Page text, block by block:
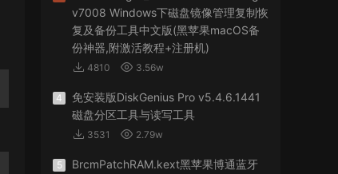
v7008 Windows下磁盘镜像管理复制恢
复及备份工具中文版(黑苹果macOS备
份神器,附激活教程+注册机)
4810 3.56w
4
免安装版DiskGenius Pro v5.4.6.1441
磁盘分区工具与读写工具
3531 2.79w
5
BrcmPatchRAM.kext黑苹果博通蓝牙